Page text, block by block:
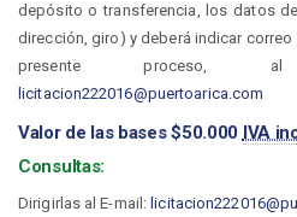
depósito o transferencia, los datos
dirección, giro) y deberá indicar
presente proceso,
licitacion222016@puertoarica.com
Valor de las bases $50.000 IVA
Consultas:
Dirigirlas al E-mail: